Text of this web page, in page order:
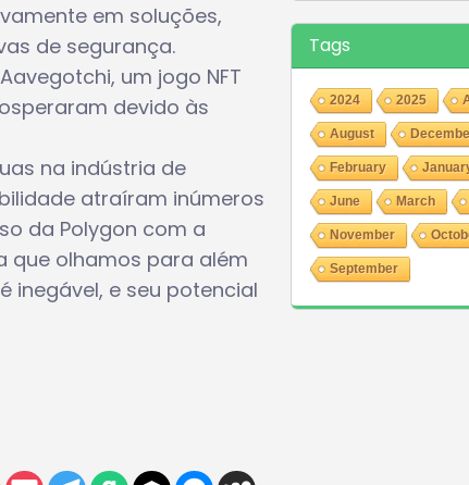
em soluções,
de segurança.
um jogo NFT
devido às
na indústria de
atraíram inúmeros
da Polygon com a
que olhamos para além
inegável, e seu potencial
Tags
2024 2025
August
February
June March
November
September